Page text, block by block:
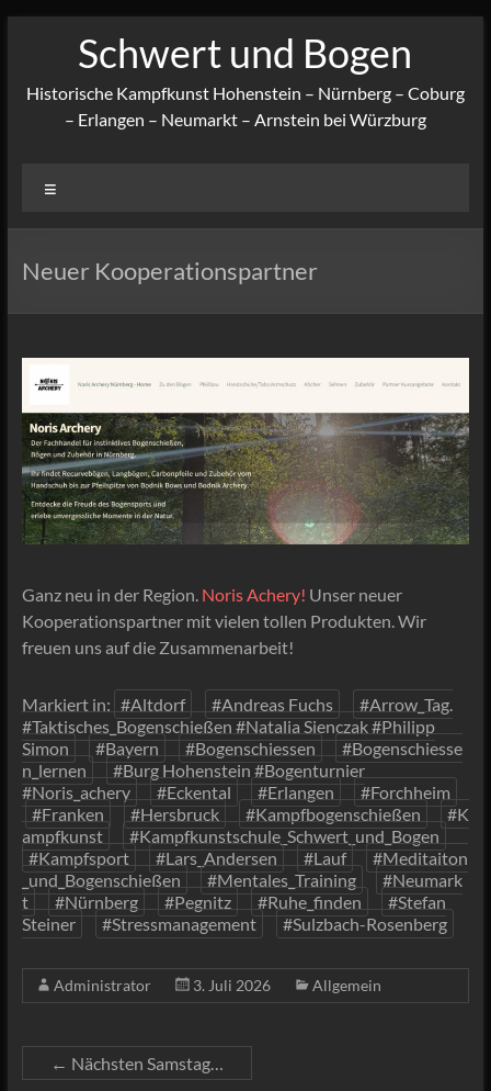
Schwert und Bogen
Historische Kampfkunst Hohenstein – Nürnberg – Coburg
– Erlangen – Neumarkt – Arnstein bei Würzburg
Neuer Kooperationspartner
Ganz neu in der Region. Noris Achery! Unser neuer
Kooperationspartner mit vielen tollen Produkten. Wir
freuen uns auf die Zusammenarbeit!
Markiert in: #Altdorf #Andreas Fuchs
#Arrow_Tag.
#Taktisches_Bogenschießen #Natalia Sienczak #Philipp
Simon
#Bayern #Bogenschiessen
#Bogenschiesse
n_lernen
#Burg Hohenstein #Bogenturnier
#Noris_achery
#Eckental #Erlangen
#Forchheim
#Franken
#Hersbruck #Kampfbogenschießen
#K
ampfkunst
#Kampfkunstschule_Schwert_und_Bogen
#Kampfsport
#Lars_Andersen #Lauf
#Meditaiton
_und_Bogenschießen
#Mentales_Training
#Neumark
t
#Nürnberg #Pegnitz #Ruhe_finden
#Stefan
Steiner
#Stressmanagement #Sulzbach-Rosenberg
Administrator 3. Juli 2026 Allgemein
← Nächsten Samstag…